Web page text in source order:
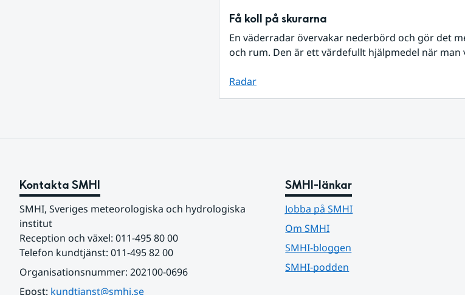
Få koll på skurarna
En väderradar övervakar nederbörd och gör det
och rum. Den är ett värdefullt hjälpmedel när man
Radar
Kontakta SMHI
SMHI, Sveriges meteorologiska och hydrologiska
institut
Reception och växel: 011-495 80 00
Telefon kundtjänst: 011-495 82 00
Organisationsnummer: 202100-0696
Epost: kundtjanst@smhi.se
SMHI-länkar
Jobba på SMHI
Om SMHI
SMHI-bloggen
SMHI-podden